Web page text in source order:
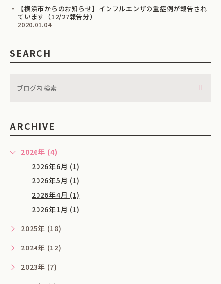
【横浜市からのお知らせ】インフルエンザの重症例が報告され
ています（12/27報告分）
2020.01.04
SEARCH
ARCHIVE
2026年 (4)
2026年6月 (1)
2026年5月 (1)
2026年4月 (1)
2026年1月 (1)
2025年 (18)
2024年 (12)
2023年 (7)